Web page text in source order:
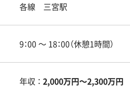
各線 三宮駅
9：00 〜 18：00（休憩1時間）
年収 ： 2,000万円〜2,300万円